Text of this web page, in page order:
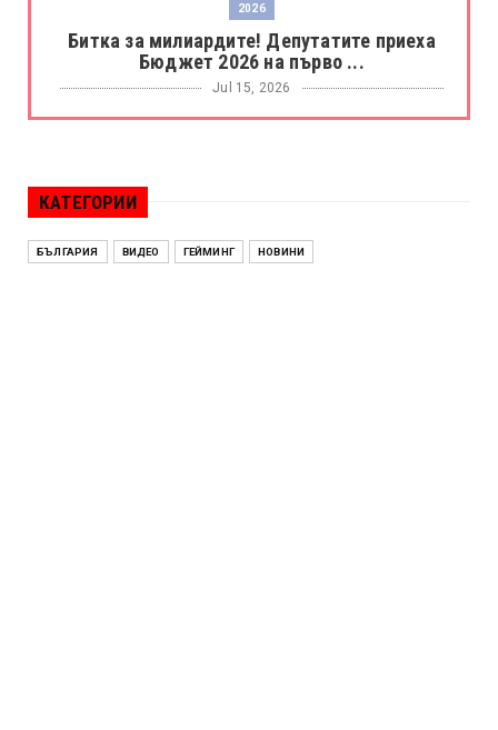
2026
Битка за милиардите! Депутатите приеха
Бюджет 2026 на първо ...
Jul 15, 2026
БОРАЦ
Без милост! Испания пречупи Франция и е
КАТЕГОРИИ
БЪЛГАРИЯ ВИДЕО ГЕЙМИНГ НОВИНИ